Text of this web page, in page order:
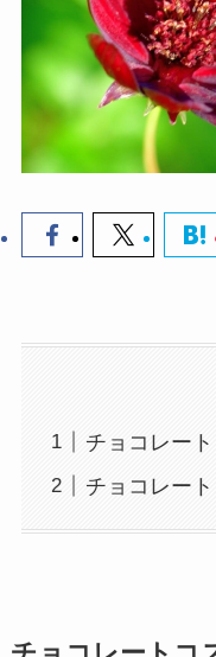
チョコレー
チョコレー